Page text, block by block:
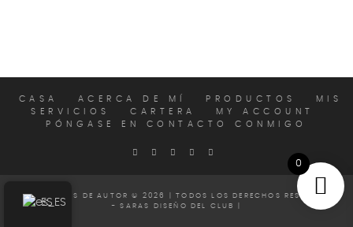
CASA ACERCA DE MÍ PRODUCTOS
MIS
SERVICIOS
CARTERA
MY ACCOUNT
PÓNGASE EN CONTACTO CONMIGO
LOS DERECHOS DE AUTOR © 2026 | TODOS LOS DERECHOS RESERVADOS
- SARAS DISEÑO DEL CLUB |
ES
0